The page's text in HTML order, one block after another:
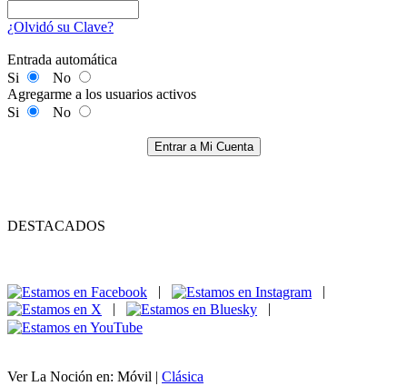
¿Olvidó su Clave?
Entrada automática
Si
No
Agregarme a los usuarios activos
Si
No
Entrar a Mi Cuenta
DESTACADOS
|
|
|
|
Ver La Noción en: Móvil | Clásica